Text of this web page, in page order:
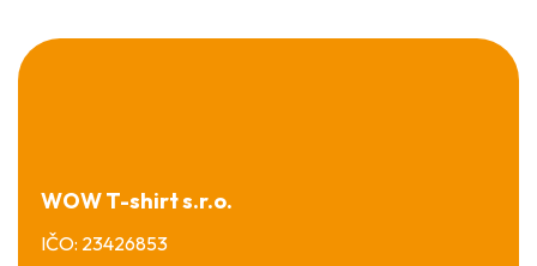
Z
á
WOW T-shirt s.r.o.
IČO: 23426853